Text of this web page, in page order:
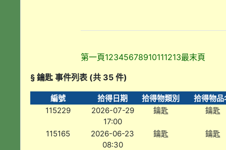
第一頁12345678910111213最末頁
§ 鑰匙 事件列表 (共 35 件)
編號 拾得日期 拾得物類別
拾得物品
115229
2026-07-29
17:00
鑰匙 鑰匙
115165
2026-06-23
08:30
鑰匙 鑰匙